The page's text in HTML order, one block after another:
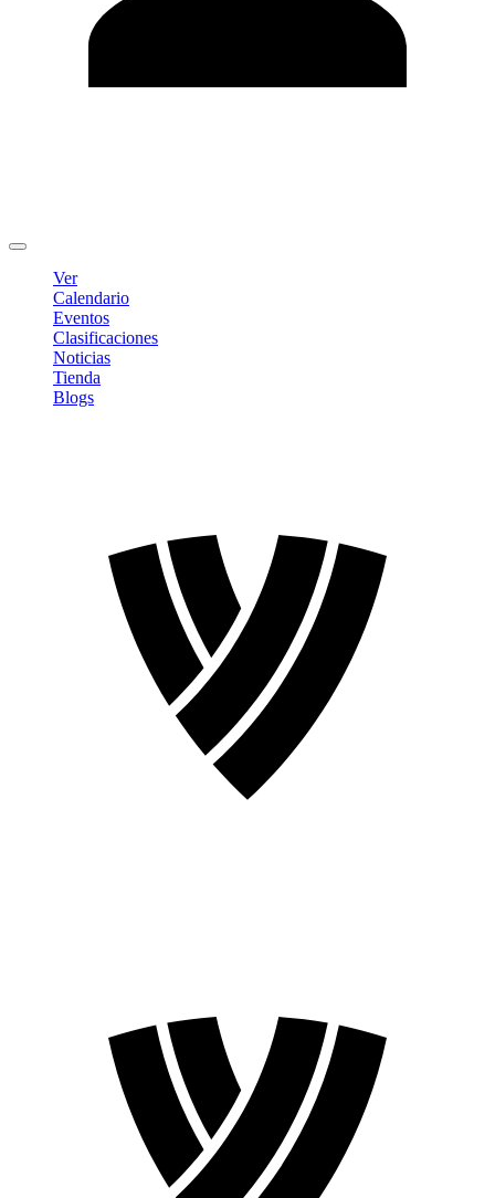
Ver
Calendario
Eventos
Clasificaciones
Noticias
Tienda
Blogs